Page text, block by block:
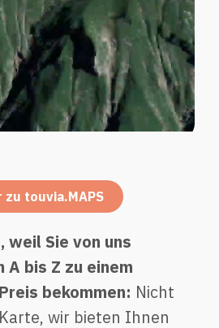
zu touvia.MAPS
weil Sie von uns
A bis Z zu einem
bekommen: Nicht
wir bieten Ihnen